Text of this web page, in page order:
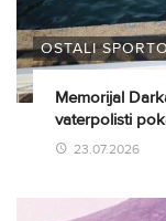
OSTALI
Memorijal
vaterpolisti
23.07.2026